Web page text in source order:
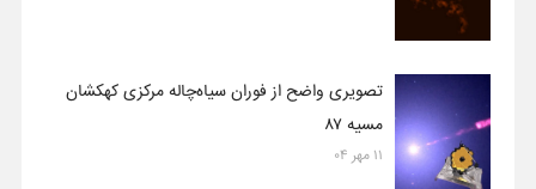
تصویری واضح از فوران سیاه‌چاله مرکزی کهکشان
مسیه ۸۷
۱۱ مهر ۰۴